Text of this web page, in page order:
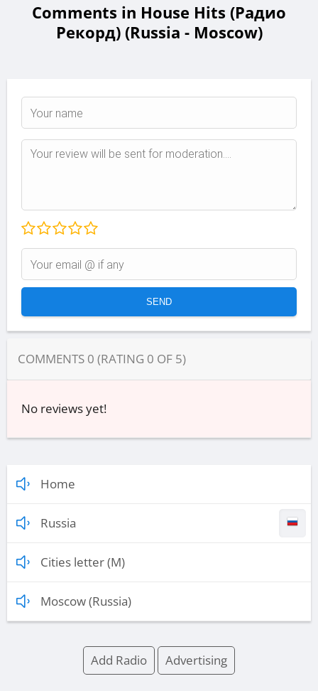
Comments in House Hits (Радио
Рекорд) (Russia - Moscow)
COMMENTS 0 (RATING 0 OF 5)
No reviews yet!
Home
Russia
Cities letter (M)
Moscow (Russia)
Add Radio Advertising